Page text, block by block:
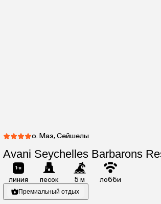
о. Маэ, Сейшелы
Avani Seychelles Barbarons
линия песок 5 м лобби
Премиальный отдых